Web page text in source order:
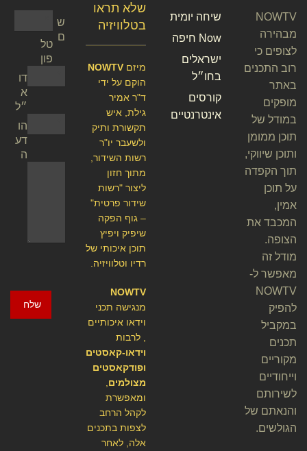
ש
ם
טל
פון
דו
א
״ל
הו
דע
ה
שלח
שלא תראו
בטלוויזיה
מיזם NOWTV
הוקם על ידי
ד"ר אמיר
גילת, איש
תקשורת ותיק
ולשעבר יו"ר
רשות השידור,
מתוך חזון
ליצור "רשות
שידור פרטית"
– גוף הפקה
שיפיק ויפיץ
תוכן איכותי של
רדיו וטלוויזיה.
NOWTV
מנגישה תכני
וידאו איכותיים
, לרבות
וידאו-קאסטים
ופודקאסטים
מצולמים
ומאפשרת
לקהל הרחב
לצפות בתכנים
אלה, לאחר
שיחה יומית
Now חיפה
ישראלים
בחו״ל
קורסים
אינטרנטיים
NOWTV
מבהירה
לצופים כי
רוב התכנים
באתר
מופקים
במודל של
תוכן ממומן
ותוכן שיווקי,
תוך הקפדה
על תוכן
אמין,
המכבד את
הצופה.
מודל זה
מאפשר ל-
NOWTV
להפיק
במקביל
תכנים
מקוריים
וייחודיים
לשירותם
והנאתם של
הגולשים.